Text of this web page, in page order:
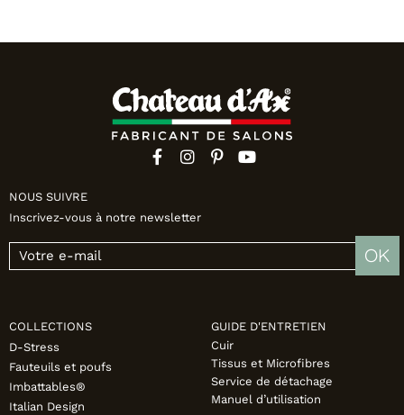
NOUS SUIVRE
Inscrivez-vous à notre newsletter
OK
COLLECTIONS
D-Stress
Fauteuils et poufs
Imbattables®
Italian Design
GUIDE D'ENTRETIEN
Cuir
Tissus et Microfibres
Service de détachage
Manuel d’utilisation